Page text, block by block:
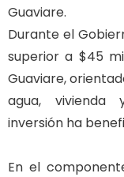
Guaviare.
Durante el
superior a $45
Guaviare,
agua, vivienda
inversión ha
En el